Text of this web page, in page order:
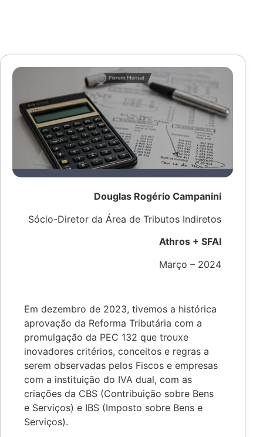
Douglas Rogério Campanini
Sócio-Diretor da Área de Tributos Indiretos
Athros + SFAI
Março – 2024
Em dezembro de 2023, tivemos a histórica
aprovação da Reforma Tributária com a
promulgação da PEC 132 que trouxe
inovadores critérios, conceitos e regras a
serem observadas pelos Fiscos e empresas
com a instituição do IVA dual, com as
criações da CBS (Contribuição sobre Bens
e Serviços) e IBS (Imposto sobre Bens e
Serviços).